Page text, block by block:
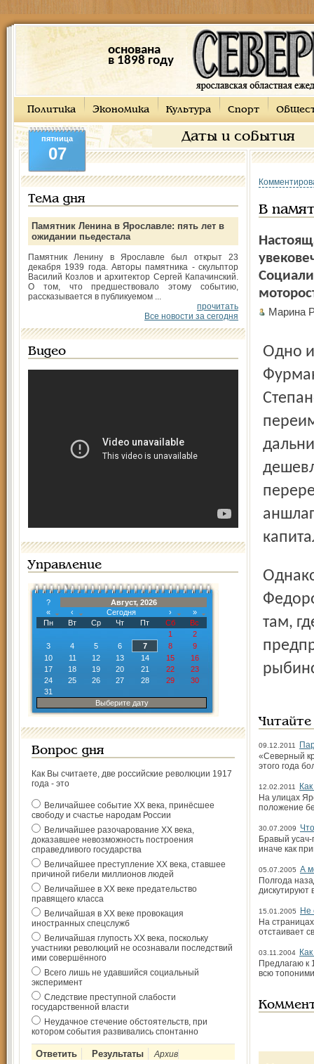
основана
в 1898 году
Политика Экономика Культура Спорт
Даты и события
пятница
07
Тема дня
Памятник Ленина в Ярославле: пять лет в
ожидании пьедестала
Памятник Ленину в Ярославле был открыт 23
декабря 1939 года. Авторы памятника - скульптор
Василий Козлов и архитектор Сергей Капачинский.
О том, что предшествовало этому событию,
рассказывается в публикуемом ...
прочитать
Все новости за сегодня
Видео
Управление
?
Август, 2026
«
‹ Сегодня ›
»
Пн
Вт Ср Чт Пт Сб
Вс
1
2
3
4 5 6 7 8
9
10
11 12 13 14 15
16
17
18 19 20 21 22
23
24
25 26 27 28 29
30
31
Выберите дату
Вопрос дня
Как Вы считаете, две российские революции 1917
года - это
Величайшее событие ХХ века, принёсшее
свободу и счастье народам России
Величайшее разочарование ХХ века,
доказавшее невозможность построения
справедливого государства
Величайшее преступление ХХ века, ставшее
причиной гибели миллионов людей
Величайшее в ХХ веке предательство
правящего класса
Величайшая в ХХ веке провокация
иностранных спецслужб
Величайшая глупость ХХ века, поскольку
участники революций не осознавали последствий
ими совершённого
Всего лишь не удавшийся социальный
эксперимент
Следствие преступной слабости
государственной власти
Неудачное стечение обстоятельств, при
котором события развивались спонтанно
Архив
В
Марина
Одно из предложений - переименовать в его честь улицу
Однако НПО "Сатурн" предложило присвоить имя Павла
там,
09.12.2011
«Северный
этого года
12.02.2011
На улицах
положение
30.07.2009
Бравый
иначе как
05.07.2005 А
Полгода
дискутируют
15.01.2005
Не
На
отстаивает
03.11.2004
Предлагаю к
всю